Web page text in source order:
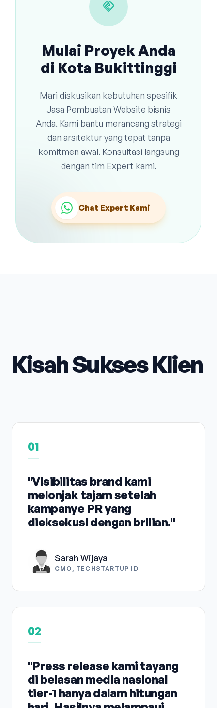
handshake
Mulai Proyek Anda
di Kota Bukittinggi
Mari diskusikan kebutuhan spesifik
Jasa Pembuatan Website bisnis
Anda. Kami bantu merancang strategi
dan arsitektur yang tepat tanpa
komitmen awal. Konsultasi langsung
dengan tim Expert kami.
Chat Expert Kami
Kisah Sukses Klien
01
"Visibilitas brand kami
melonjak tajam setelah
kampanye PR yang
dieksekusi dengan brilian."
Sarah Wijaya
CMO, TECHSTARTUP ID
02
"Press release kami tayang
di belasan media nasional
tier-1 hanya dalam hitungan